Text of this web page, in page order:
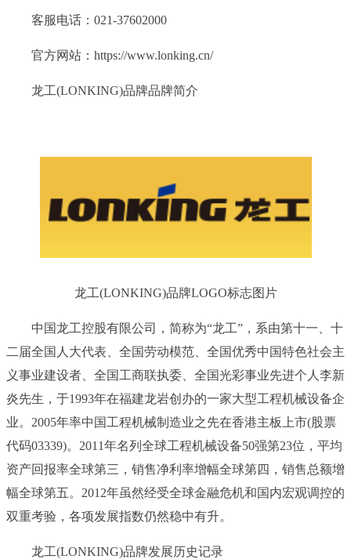
客服电话：021-37602000
官方网站：https://www.lonking.cn/
龙工(LONKING)品牌品牌简介
龙工(LONKING)品牌LOGO标志图片
中国龙工控股有限公司，简称为“龙工”，系由第十一、十
二届全国人大代表、全国劳动模范、全国优秀中国特色社会主
义事业建设者、全国工商联执委、全国光彩事业先进个人李新
炎先生，于1993年在福建龙岩创办的一家大型工程机械设备企
业。2005年率中国工程机械制造业之先在香港主板上市(股票
代码03339)。2011年名列全球工程机械设备50强第23位，平均
资产回报率全球第三，销售净利率增幅全球第四，销售总额增
幅全球第五。2012年虽然经受全球金融危机和国内宏观调控的
双重考验，各项发展指数仍然稳中有升。
龙工(LONKING)品牌发展历史记录